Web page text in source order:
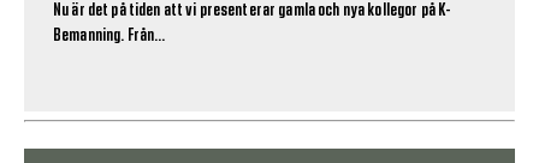
Nu är det på tiden att vi presenterar gamla och nya kollegor på K-
Bemanning. Från...